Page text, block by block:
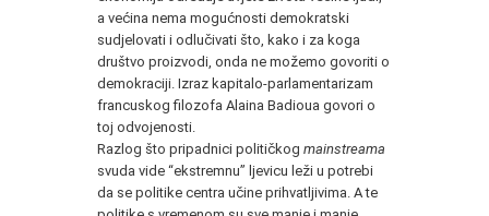
a većina nema mogućnosti demokratski
sudjelovati i odlučivati što, kako i za koga
društvo proizvodi, onda ne možemo govoriti o
demokraciji. Izraz kapitalo-parlamentarizam
francuskog filozofa Alaina Badioua govori o
toj odvojenosti.
Razlog što pripadnici političkog mainstreama
svuda vide “ekstremnu” ljevicu leži u potrebi
da se politike centra učine prihvatljivima. A te